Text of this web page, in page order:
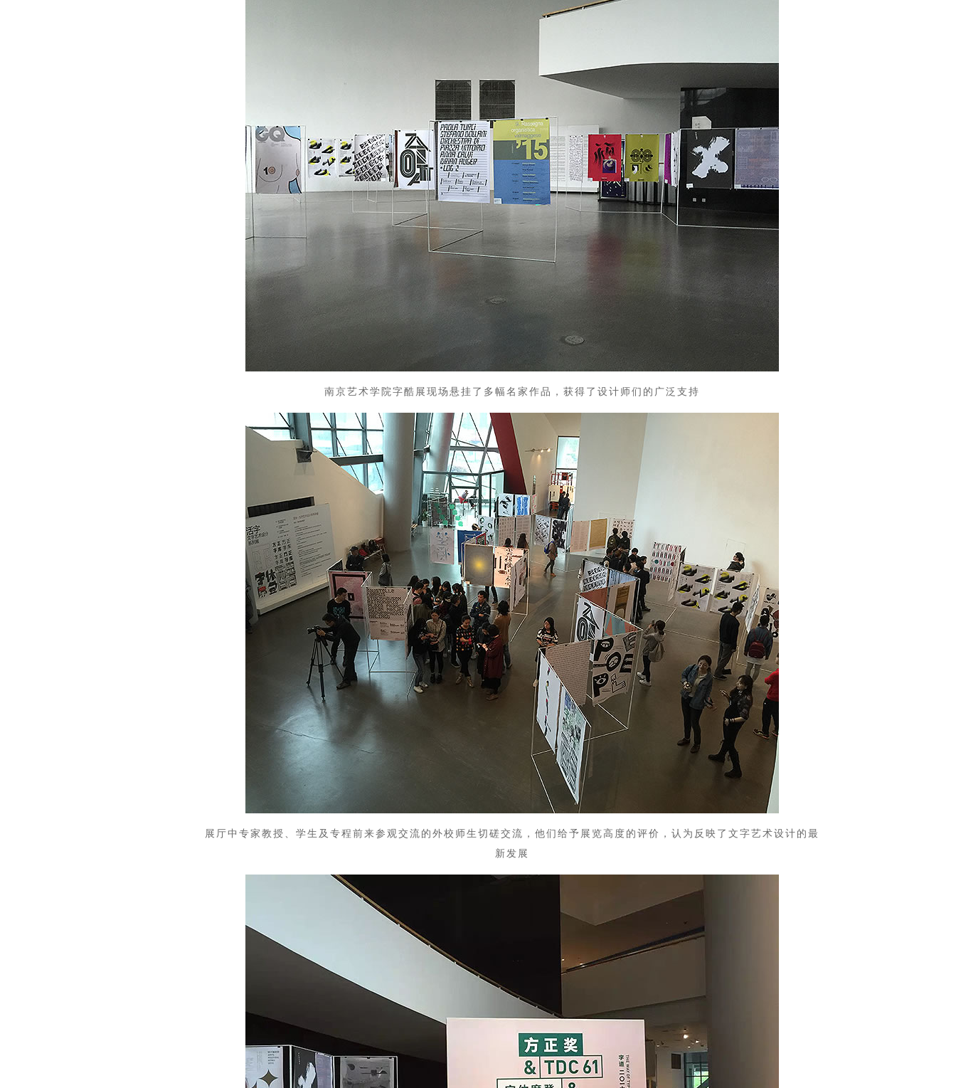
南京艺术学院字酷展现场悬挂了多幅名家作品，获得了设计师们的广泛支持
展厅中专家教授、学生及专程前来参观交流的外校师生切磋交流，他们给予展览高度的评价，认为反映了文字艺术设计的最
新发展